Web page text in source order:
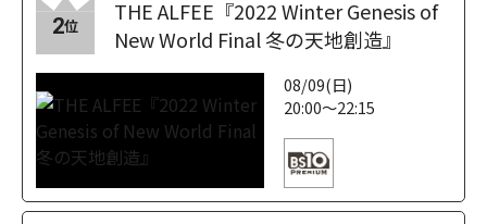
2位
THE ALFEE『2022 Winter Genesis of
New World Final 冬の天地創造』
08/09(日)
20:00～22:15